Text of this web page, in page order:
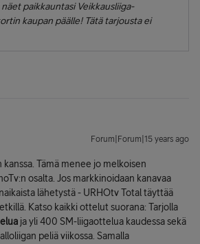
näet paikkauntasi Veikkausliiga-
kaupan päälle! Tätä tarjousta ei
Forum|Forum|15 years ago
kanssa. Tämä menee jo melkoisen
osalta. Jos markkinoidaan kanavaa
lähetystä - URHOtv Total täyttää
Katso kaikki ottelut suorana: Tarjolla
ja yli 400 SM-liigaottelua kaudessa sekä
peliä viikossa. Samalla